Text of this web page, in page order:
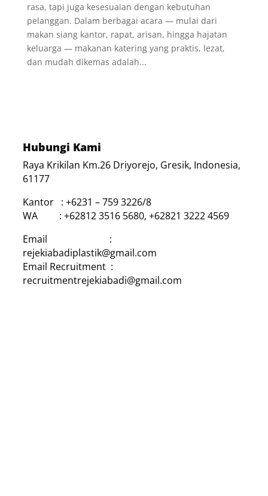
rasa, tapi juga kesesuaian dengan kebutuhan
pelanggan. Dalam berbagai acara — mulai dari
makan siang kantor, rapat, arisan, hingga hajatan
keluarga — makanan katering yang praktis, lezat,
dan mudah dikemas adalah...
Hubungi Kami
Raya Krikilan Km.26 Driyorejo, Gresik, Indonesia,
61177
Kantor : +6231 – 759 3226/8
WA : +62812 3516 5680, +62821 3222 4569
Email :
rejekiabadiplastik@gmail.com
Email Recruitment :
recruitmentrejekiabadi@gmail.com